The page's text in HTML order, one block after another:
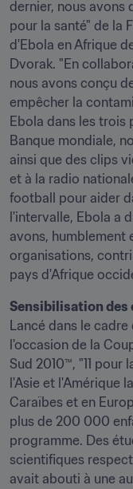
dernier, nous avons
pour la santé" de la
d'Ebola en Afrique
Dvorak. "En
nous avons conçu
empêcher la
Ebola dans les trois
Banque mondiale,
ainsi que des clips
et à la radio
football pour aider
l'intervalle, Ebola a
avons,
organisations,
pays d'Afrique
Sensibilisation des
Lancé dans le
l'occasion de la
Sud 2010™, "11 pour
l'Asie et l'Amérique
Caraïbes et en
plus de 200 000
programme. Des
scientifiques
avait abouti à une